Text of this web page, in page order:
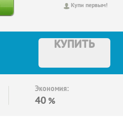
Купи первым!
КУПИТЬ
Экономия:
40 %